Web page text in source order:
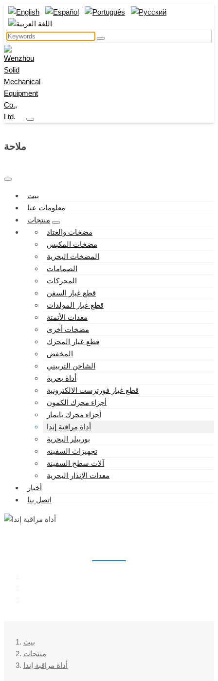
ملاحة
بيت
معلومات عنا
منتجات
مضخات والعتاد
مضخات المكبس
المضخات البحرية
الصمامات
المحركات
قطع غيار السفن
قطع غيار المولدات
معدات الأتمتة
مضخات أخرى
قطع غيار المحرك
المخفض
الشاحن التربيني
أداة بحرية
قطع غيار فورترست الالكترونية
أجزاء محرك الكمون
أجزاء محرك يانمار
أداة مراقبة إندا
بوربيلر البحرية
تجهيزات السفينة
آلات سطح السفينة
معدات الإنذار البحرية
أخبار
اتصل بنا
بيت
منتجات
أداة مراقبة إندا